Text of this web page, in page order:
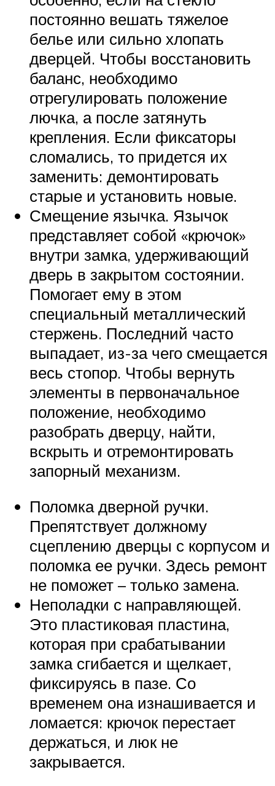
постоянно вешать тяжелое
белье или сильно хлопать
дверцей. Чтобы восстановить
баланс, необходимо
отрегулировать положение
лючка, а после затянуть
крепления. Если фиксаторы
сломались, то придется их
заменить: демонтировать
старые и установить новые.
Смещение язычка. Язычок
представляет собой «крючок»
внутри замка, удерживающий
дверь в закрытом состоянии.
Помогает ему в этом
специальный металлический
стержень. Последний часто
выпадает, из-за чего смещается
весь стопор. Чтобы вернуть
элементы в первоначальное
положение, необходимо
разобрать дверцу, найти,
вскрыть и отремонтировать
запорный механизм.
Поломка дверной ручки.
Препятствует должному
сцеплению дверцы с корпусом и
поломка ее ручки. Здесь ремонт
не поможет – только замена.
Неполадки с направляющей.
Это пластиковая пластина,
которая при срабатывании
замка сгибается и щелкает,
фиксируясь в пазе. Со
временем она изнашивается и
ломается: крючок перестает
держаться, и люк не
закрывается.